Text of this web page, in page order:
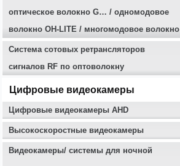
оптическое волокно G… / одномодовое
волокно OH-LITE / многомодовое волокно
Система сотовых ретрансляторов
сигналов RF по оптоволокну
Цифровые видеокамеры
Цифровые видеокамеры AHD
Высокоскоростные видеокамеры
Видеокамеры/ системы для ночной